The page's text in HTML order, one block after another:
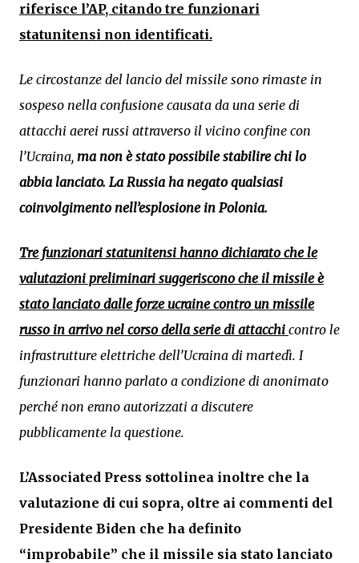
riferisce l’AP, citando tre funzionari
statunitensi non identificati.
Le circostanze del lancio del missile sono rimaste in
sospeso nella confusione causata da una serie di
attacchi aerei russi attraverso il vicino confine con
l’Ucraina, ma non è stato possibile stabilire chi lo
abbia lanciato. La Russia ha negato qualsiasi
coinvolgimento nell’esplosione in Polonia.
Tre funzionari statunitensi hanno dichiarato che le
valutazioni preliminari suggeriscono che il missile è
stato lanciato dalle forze ucraine contro un missile
russo in arrivo nel corso della serie di attacchi contro le
infrastrutture elettriche dell’Ucraina di martedì. I
funzionari hanno parlato a condizione di anonimato
perché non erano autorizzati a discutere
pubblicamente la questione.
L’Associated Press sottolinea inoltre che la
valutazione di cui sopra, oltre ai commenti del
Presidente Biden che ha definito
“improbabile” che il missile sia stato lanciato